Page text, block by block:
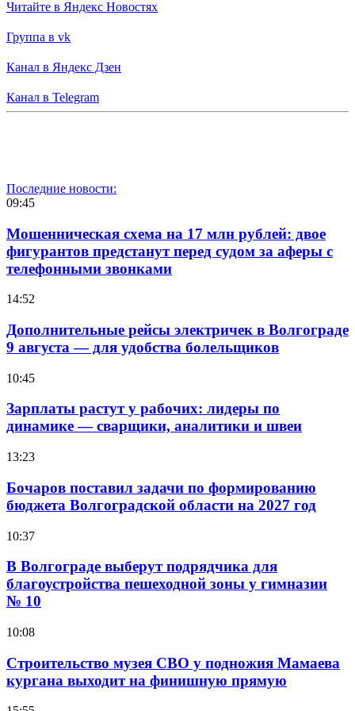
Читайте в Яндекс Новостях
Группа в vk
Канал в Яндекс Дзен
Канал в Telegram
Последние новости:
09:45
Мошенническая схема на 17 млн рублей: двое
фигурантов предстанут перед судом за аферы с
телефонными звонками
14:52
Дополнительные рейсы электричек в Волгограде
9 августа — для удобства болельщиков
10:45
Зарплаты растут у рабочих: лидеры по
динамике — сварщики, аналитики и швеи
13:23
Бочаров поставил задачи по формированию
бюджета Волгоградской области на 2027 год
10:37
В Волгограде выберут подрядчика для
благоустройства пешеходной зоны у гимназии
№ 10
10:08
Строительство музея СВО у подножия Мамаева
кургана выходит на финишную прямую